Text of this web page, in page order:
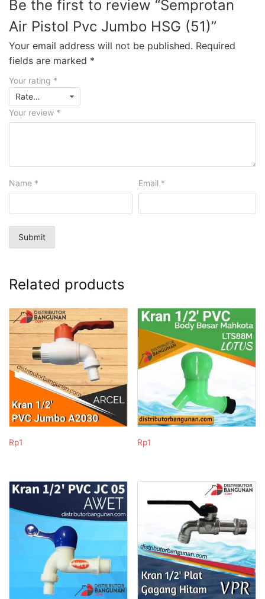
Be the first to review “Semprotan
Air Pistol Pvc Jumbo HSG (51)”
Your email address will not be published. Required
fields are marked *
Your rating *
Your review *
Name * Email *
Related products
Rp1 Rp1